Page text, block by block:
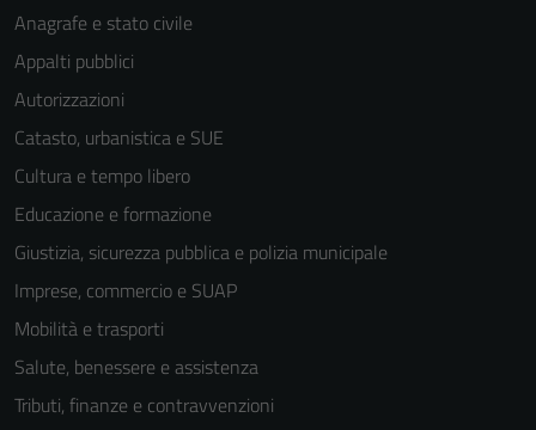
Anagrafe e stato civile
Appalti pubblici
Autorizzazioni
Catasto, urbanistica e SUE
Cultura e tempo libero
Educazione e formazione
Giustizia, sicurezza pubblica e polizia municipale
Imprese, commercio e SUAP
Mobilità e trasporti
Salute, benessere e assistenza
Tributi, finanze e contravvenzioni